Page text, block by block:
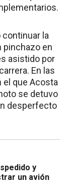
la
pinchazo en
asistido por
En las
el que Acosta
se detuvo
desperfecto
y
un avión